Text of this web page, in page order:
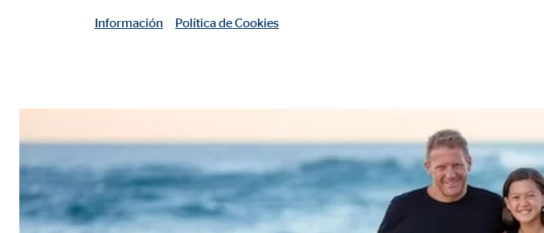
Cookie de consentimiento
Nombre: cookie_consent_v2
Proveedor:
Propósito: Gestión de la configuración del
Información Política de Cookies